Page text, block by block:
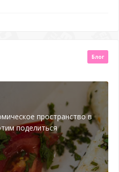
Блог
пространство в
поделиться